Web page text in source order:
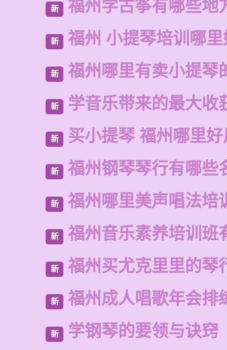
新 福州学古筝有哪些地
新 福州 小提琴培训哪里
新 福州哪里有卖小提琴
新 学音乐带来的最大收
新 买小提琴 福州哪里
新 福州钢琴琴行有哪些
新 福州哪里美声唱法培
新 福州音乐素养培训班
新 福州买尤克里里的琴
新 福州成人唱歌年会排
新 学钢琴的要领与诀窍